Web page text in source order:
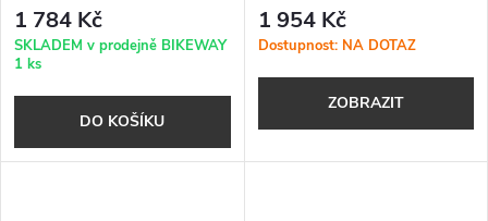
1 784 Kč
SKLADEM v prodejně BIKEWAY
1 ks
DO KOŠÍKU
1 954 Kč
Dostupnost: NA DOTAZ
ZOBRAZIT